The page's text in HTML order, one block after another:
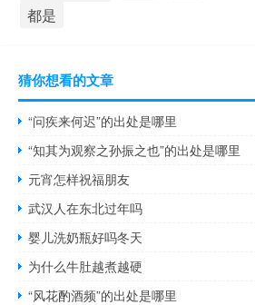
都是
猜你想看的文章
“问疾来何迟”的出处是哪里
“知其为观察之孙振之也”的出处是哪里
元宵怎样祝福朋友
武汉人在东北过年吗
婴儿洗奶瓶好吗冬天
为什么牛肚越煮越硬
“风花酌酒频”的出处是哪里